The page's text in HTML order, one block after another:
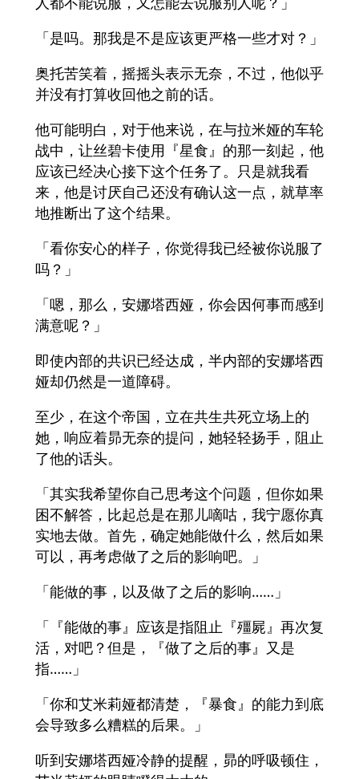
「是吗。那我是不是应该更严格一些才对？」
奥托苦笑着，摇摇头表示无奈，不过，他似乎
并没有打算收回他之前的话。
他可能明白，对于他来说，在与拉米娅的车轮
战中，让丝碧卡使用『星食』的那一刻起，他
应该已经决心接下这个任务了。只是就我看
来，他是讨厌自己还没有确认这一点，就草率
地推断出了这个结果。
「看你安心的样子，你觉得我已经被你说服了
吗？」
「嗯，那么，安娜塔西娅，你会因何事而感到
满意呢？」
即使内部的共识已经达成，半内部的安娜塔西
娅却仍然是一道障碍。
至少，在这个帝国，立在共生共死立场上的
她，响应着昴无奈的提问，她轻轻扬手，阻止
了他的话头。
「其实我希望你自己思考这个问题，但你如果
困不解答，比起总是在那儿嘀咕，我宁愿你真
实地去做。首先，确定她能做什么，然后如果
可以，再考虑做了之后的影响吧。」
「能做的事，以及做了之后的影响……」
「『能做的事』应该是指阻止『殭屍』再次复
活，对吧？但是，『做了之后的事』又是
指……」
「你和艾米莉娅都清楚，『暴食』的能力到底
会导致多么糟糕的后果。」
听到安娜塔西娅冷静的提醒，昴的呼吸顿住，